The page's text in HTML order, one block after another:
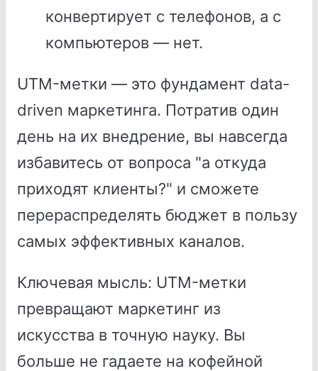
конвертирует с телефонов, а с
компьютеров — нет.
UTM-метки — это фундамент data-
driven маркетинга. Потратив один
день на их внедрение, вы навсегда
избавитесь от вопроса "а откуда
приходят клиенты?" и сможете
перераспределять бюджет в пользу
самых эффективных каналов.
Ключевая мысль: UTM-метки
превращают маркетинг из
искусства в точную науку. Вы
больше не гадаете на кофейной